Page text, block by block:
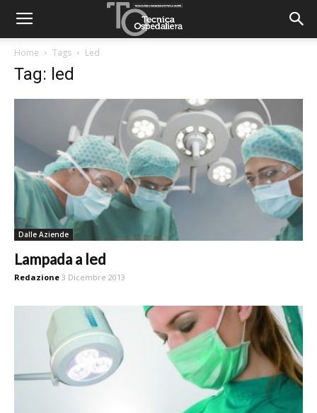
Home Tags Led
Tag: led
Dalle Aziende
Lampada a led
Redazione 3 Dicembre 2013